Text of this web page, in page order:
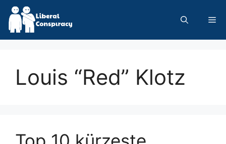
Skip
content
Louis “Red” Klotz